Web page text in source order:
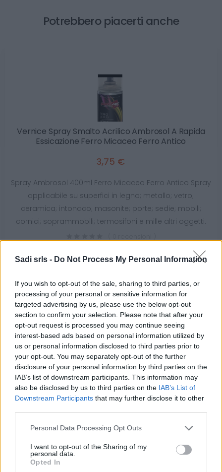
Sadi srls - Do Not Process My Personal Information
If you wish to opt-out of the sale, sharing to third parties, or
processing of your personal or sensitive information for
targeted advertising by us, please use the below opt-out
section to confirm your selection. Please note that after your
opt-out request is processed you may continue seeing
interest-based ads based on personal information utilized by
us or personal information disclosed to third parties prior to
your opt-out. You may separately opt-out of the further
disclosure of your personal information by third parties on the
IAB’s list of downstream participants. This information may
also be disclosed by us to third parties on the IAB’s List of
Downstream Participants that may further disclose it to other
Please note that this website/app uses one or more Google
not limited to your visit or usage behaviour. You may click to
grant or deny consent to Google and its third-party tags to
use your data for below specified purposes in below Google
Personal Data Processing Opt Outs
I want to opt-out of the Sharing of my
personal data.
Opted In
Potrebbero piacerti anche
Vernice Spray Smalto Acrilico Ambrosol A Rapida
Essicazione Ferro Micaceo Ferro Antico
3,75 €
Spray Ambrosol 400ml Ferro Micaceo Ferro Antico Spray
applicabile su superfici in legno; metallo; vetro;
ceramica; intonaco; masonite; porte; sedie; mobili;
cornici; soprammobili; termosifoni e mille altri oggetti.
Categorie
Abrasivi
I prodotti abrasivi
Antincendio
Estintori
Valige pronto soccorso
Antinfortunistica
Calzature
Guanti
Sicurezza, Protezione